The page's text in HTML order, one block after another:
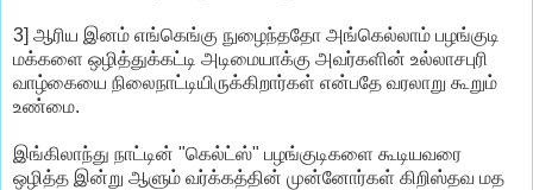
3] ஆரிய இனம் எங்கெங்கு நுழைந்ததோ அங்கெல்லாம் பழங்குடி
மக்களை ஒழித்துக்கட்டி அடிமையாக்கு அவர்களின் உல்லாசபுரி
வாழ்கையை நிலைநாட்டியிருக்கிறார்கள் என்பதே வரலாறு கூறும்
உண்மை.
இங்கிலாந்து நாட்டின் "கெல்ட்ஸ்" பழங்குடிகளை கூடியவரை
ஒழித்த இன்று ஆளும் வர்க்கத்தின் முன்னோர்கள் கிறிஸ்தவ மத